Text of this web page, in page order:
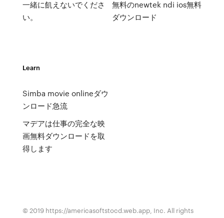
一緒に飢えないでくださ
い。
無料のnewtek ndi ios無料
ダウンロード
Learn
Simba movie onlineダウ
ンロード急流
マデアは仕事の完全な映
画無料ダウンロードを取
得します
© 2019 https://americasoftstocd.web.app, Inc. All rights